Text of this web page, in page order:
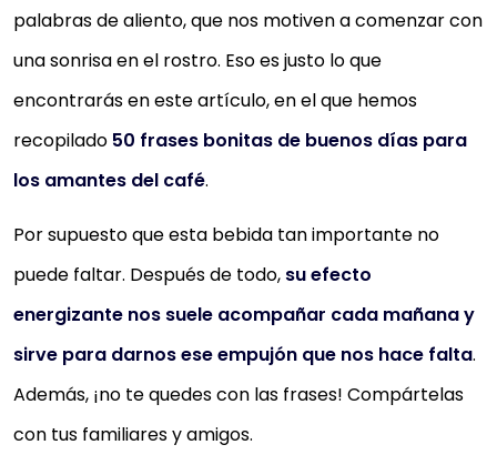
palabras de aliento, que nos motiven a comenzar con
una sonrisa en el rostro. Eso es justo lo que
encontrarás en este artículo, en el que hemos
recopilado 50 frases bonitas de buenos días para
los amantes del café.
Por supuesto que esta bebida tan importante no
puede faltar. Después de todo, su efecto
energizante nos suele acompañar cada mañana y
sirve para darnos ese empujón que nos hace falta.
Además, ¡no te quedes con las frases! Compártelas
con tus familiares y amigos.